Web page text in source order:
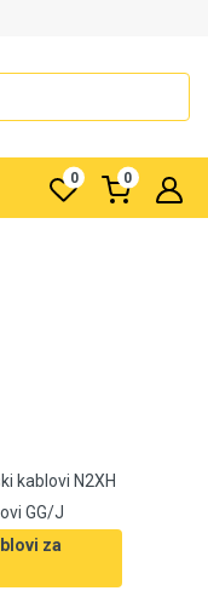
0 0
N2XH
J
za varenje
kablovi N2XH
GG/J
za